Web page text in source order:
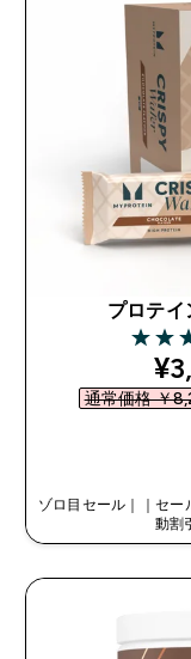
プロテイ
4.69
通常価格 ￥
ゾロ目セール｜｜セー
動割